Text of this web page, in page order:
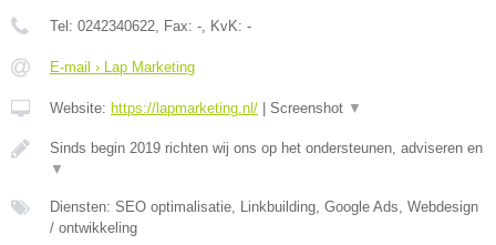
Tel: 0242340622 , Fax: - , KvK: -
E-mail › Lap Marketing
Website: https://lapmarketing.nl/ | Screenshot ▼
Sinds begin 2019 richten wij ons op het ondersteunen, adviseren en
▼
Diensten: SEO optimalisatie, Linkbuilding, Google Ads, Webdesign
/ ontwikkeling